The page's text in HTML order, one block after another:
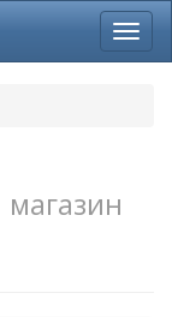
магазин